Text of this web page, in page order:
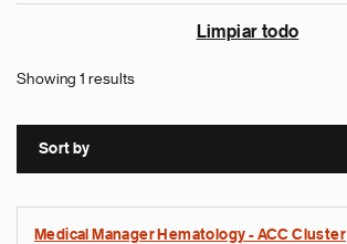
Limpiar todo
Showing 1 results
Sort by
Medical Manager Hematology - ACC Cluster